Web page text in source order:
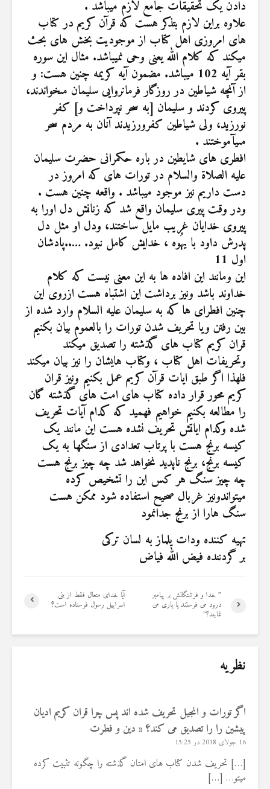
دادن یک تحقیقات جامع لازم میباشد .
علاوه براین لازم بتذکر هست که قرآن کریم در کتاب
های امروزی اهل کتاب از موجودیت بخش های بحث
میکند که کلام الله یعنی وحی نمیباشد. مثال این سوره
بقر آیه 102 میباشد. مضمون آیه کریمه چنین هست: و
از آنچه شياطين در روزگار فرمانروايى سليمان مى‏خواندند،
پيروى كردند و سليمان [به سحر نپرداخت و] كفر
نورزيد، ولى شياطين كفرورزيدند آنان به مردم سحر
مىیآموختند .
افطری های شایطین در باره حکمرانی حضرت سلیمان
علیه الصلاة والسلام در تورات های که امروز در
دست داریم نیز موجود میباشد . واقعه چنین هست .
ودر وقت پیری سلیمان واقع شد که زنانش دل اورا به
پیروی خدایان غریب مایل ساختند، ودل او مثل دل
پدرش داود با یهُوه ، خدایش کامل نبود. …..پادشان
اول 11
این ومانند این افاده ها به این معنی نیست که کلام
خداوند باشد ونیز برداشت این اشتباه هست ازروی این
چنین افطرای ها که به سلیمان علیه السلام وارد شده از
بین رفتن ویا تحریف شدن تورات را بالعموم بیان بکنیم
قران کریم کتاب های گذشته را تصدیق میکند
وتحریفات اهل کتاب ، وکتاب هایشان را نیز بیان میکند
فلهذا اگر طبق ایات قرآن کریم عمل بکنیم ونیز قران
کریم محور قرار داده کتاب های امت های گذشته گان
را مطالعه بکنیم خواهیم فهمید که کدام آیات تحریف
شده وکدام ایاتش تحریف نشده هست این مانند یک
کیسه برنج هست با پرتاب تعدادی از سنگها به یک
کیسه برنج، برنج ناپدید نخواهد شد چه چیز برنج هست
چه چیز سنگ هر کس این را تشخیص کرده
میتواندونیز غربال صحیح استفاده شود ممکن هست
سنگ هارا از برنج جدانمود
تهیه کننده ودات یلماز به لسان ترکی
بر گردننده فیض الله فیاض
آیا خدای متعال فقط از بنی
اسراییل رسول فرستاده است؟
” خدا و فرشتگانش بر پیامبر
درود مى‏ فرستند یا یاری می
نمایند؟”
نظریه
اگر تورات و انجیل تحریف شده اند پس چرا قران کریم ادیان
پیشین را را تصدیق می کند؟ « دين و فطرت
16 جولای 2018 در 15:25
[…] تحریف شدن کتاب های امتان گذشته را چگونه تثبیت کرده
میتو… […]